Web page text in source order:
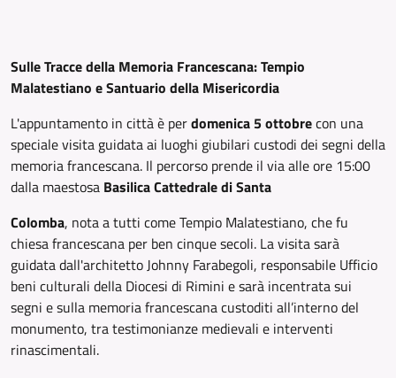
Sulle Tracce della Memoria Francescana: Tempio
Malatestiano e Santuario della Misericordia
L'appuntamento in città è perdomenica 5 ottobrecon una
speciale visita guidata ai luoghi giubilari custodi dei segni della
memoria francescana. Il percorso prende il via alle ore 15:00
dalla maestosa Basilica Cattedrale di Santa
Colomba, nota a tutti come Tempio Malatestiano, che fu
chiesa francescana per ben cinque secoli. La visita sarà
guidata dall'architetto Johnny Farabegoli, responsabile Ufficio
beni culturali della Diocesi di Rimini e sarà incentrata sui
segni e sulla memoria francescana custoditi all’interno del
monumento, tra testimonianze medievali e interventi
rinascimentali.